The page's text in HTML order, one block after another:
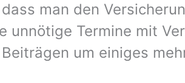
man den
unnötige Termine mit
um einiges